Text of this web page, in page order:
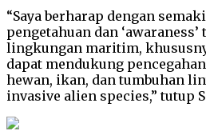
“Saya berharap dengan
pengetahuan dan
lingkungan maritim,
dapat mendukung
hewan, ikan, dan tumbuhan
invasive alien species,” tutup